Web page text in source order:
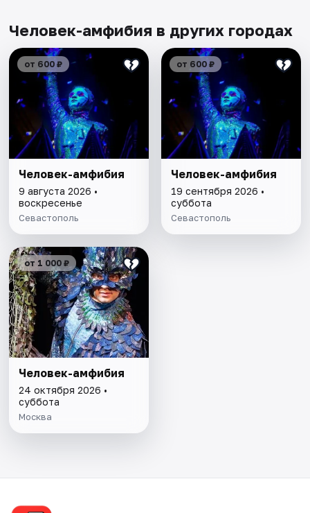
Человек-амфибия в других городах
от 600 ₽
Человек-амфибия
9 августа 2026 •
воскресенье
Севастополь
от 600 ₽
Человек-амфибия
19 сентября 2026 •
суббота
Севастополь
от 1 000 ₽
Человек-амфибия
24 октября 2026 •
суббота
Москва